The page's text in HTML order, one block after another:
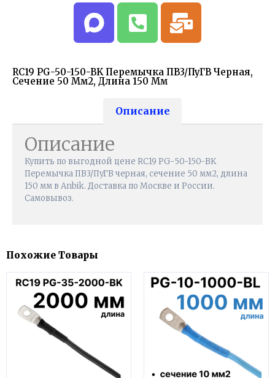
RC19 PG-50-150-BK Перемычка ПВ3/ПуГВ Черная,
Сечение 50 Мм2, Длина 150 Мм
Описание
Описание
Купить по выгодной цене RC19 PG-50-150-BK
Перемычка ПВ3/ПуГВ черная, сечение 50 мм2, длина
150 мм в Anbik. Доставка по Москве и России.
Самовывоз.
Похожие Товары